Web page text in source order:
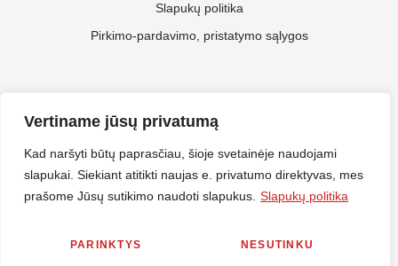
Vertiname jūsų privatumą
Kad naršyti būtų paprasčiau, šioje svetainėje naudojami
slapukai. Siekiant atitikti naujas e. privatumo direktyvas, mes
prašome Jūsų sutikimo naudoti slapukus. Slapukų politika
PARINKTYS NESUTINKU
Slapukų politika
Pirkimo-pardavimo, pristatymo sąlygos
Kontaktai
Rekvizitai
ES Parama